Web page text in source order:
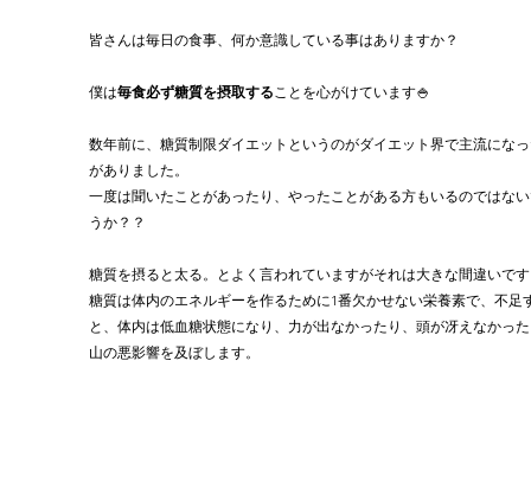
皆さんは毎日の食事、何か意識している事はありますか？
僕は毎食必ず糖質を摂取することを心がけています🍚
数年前に、糖質制限ダイエットというのがダイエット界で主流にな
がありました。
一度は聞いたことがあったり、やったことがある方もいるのではな
うか？？
糖質を摂ると太る。とよく言われていますがそれは大きな間違いで
糖質は体内のエネルギーを作るために1番欠かせない栄養素で、不足
と、体内は低血糖状態になり、力が出なかったり、頭が冴えなかっ
山の悪影響を及ぼします。